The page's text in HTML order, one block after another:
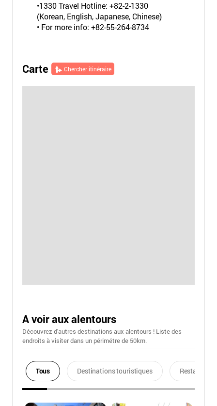
•1330 Travel Hotline: +82-2-1330
(Korean, English, Japanese, Chinese)
• For more info: +82-55-264-8734
Carte Chercher itinéraire
A voir aux alentours
Découvrez d'autres destinations aux alentours ! Liste des
endroits à visiter dans un périmétre de 50km.
Tous Destinations touristiques Restaurants